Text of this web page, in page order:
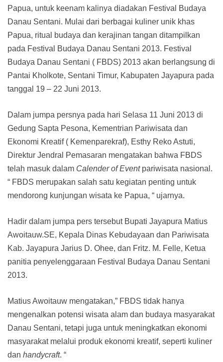
Papua, untuk keenam kalinya diadakan Festival Budaya
Danau Sentani. Mulai dari berbagai kuliner unik khas
Papua, ritual budaya dan kerajinan tangan ditampilkan
pada Festival Budaya Danau Sentani 2013. Festival
Budaya Danau Sentani ( FBDS) 2013 akan berlangsung di
Pantai Kholkote, Sentani Timur, Kabupaten Jayapura pada
tanggal 19 – 22 Juni 2013.
Dalam jumpa persnya pada hari Selasa 11 Juni 2013 di
Gedung Sapta Pesona, Kementrian Pariwisata dan
Ekonomi Kreatif ( Kemenparekraf), Esthy Reko Astuti,
Direktur Jendral Pemasaran mengatakan bahwa FBDS
telah masuk dalam Calender of Eventpariwisata nasional.
“ FBDS merupakan salah satu kegiatan penting untuk
mendorong kunjungan wisata ke Papua, “ ujarnya.
Hadir dalam jumpa pers tersebut Bupati Jayapura Matius
Awoitauw.SE, Kepala Dinas Kebudayaan dan Pariwisata
Kab. Jayapura Jarius D. Ohee, dan Fritz. M. Felle, Ketua
panitia penyelenggaraan Festival Budaya Danau Sentani
2013.
Matius Awoitauw mengatakan,” FBDS tidak hanya
mengenalkan potensi wisata alam dan budaya masyarakat
Danau Sentani, tetapi juga untuk meningkatkan ekonomi
masyarakat melalui produk ekonomi kreatif, seperti kuliner
dan handycraft. “